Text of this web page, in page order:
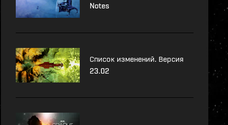
Notes
Список изменений. Версия
23.02